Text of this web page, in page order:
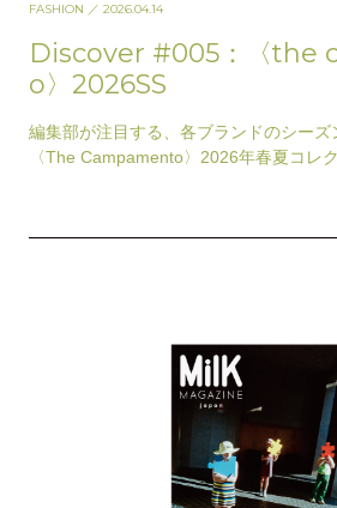
FASHION ／ 2026.04.14
Discover #005：〈the
o〉2026SS
編集部が注目する、各ブランドのシーズ
〈The Campamento〉2026年春夏コレ